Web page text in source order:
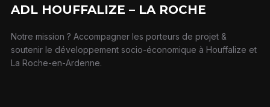
ADL HOUFFALIZE – LA ROCHE
Notre mission ? Accompagner les porteurs de projet &
soutenir le développement socio-économique à Houffalize et
La Roche-en-Ardenne.